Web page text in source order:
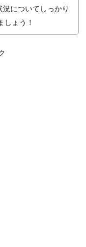
についてしっかり
しょう！